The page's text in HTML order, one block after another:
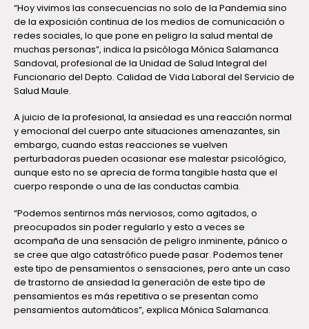
“Hoy vivimos las consecuencias no solo de la Pandemia sino
de la exposición continua de los medios de comunicación o
redes sociales, lo que pone en peligro la salud mental de
muchas personas”, indica la psicóloga Mónica Salamanca
Sandoval, profesional de la Unidad de Salud Integral del
Funcionario del Depto. Calidad de Vida Laboral del Servicio de
Salud Maule.
A juicio de la profesional, la ansiedad es una reacción normal
y emocional del cuerpo ante situaciones amenazantes, sin
embargo, cuando estas reacciones se vuelven
perturbadoras pueden ocasionar ese malestar psicológico,
aunque esto no se aprecia de forma tangible hasta que el
cuerpo responde o una de las conductas cambia.
“Podemos sentirnos más nerviosos, como agitados, o
preocupados sin poder regularlo y esto a veces se
acompaña de una sensación de peligro inminente, pánico o
se cree que algo catastrófico puede pasar. Podemos tener
este tipo de pensamientos o sensaciones, pero ante un caso
de trastorno de ansiedad la generación de este tipo de
pensamientos es más repetitiva o se presentan como
pensamientos automáticos”, explica Mónica Salamanca.